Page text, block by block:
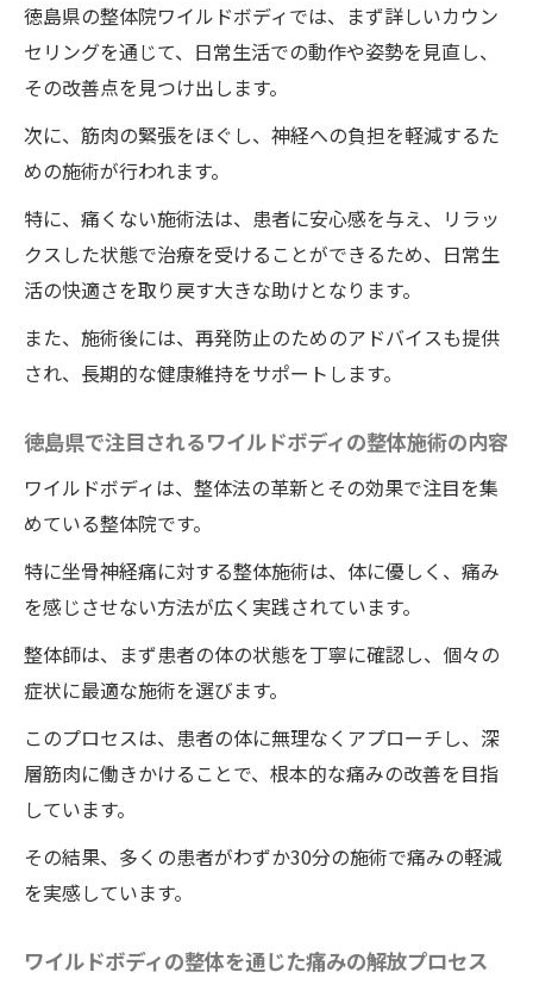
徳島県の整体院ワイルドボディでは、まず詳しいカウン
セリングを通じて、日常生活での動作や姿勢を見直し、
その改善点を見つけ出します。
次に、筋肉の緊張をほぐし、神経への負担を軽減するた
めの施術が行われます。
特に、痛くない施術法は、患者に安心感を与え、リラッ
クスした状態で治療を受けることができるため、日常生
活の快適さを取り戻す大きな助けとなります。
また、施術後には、再発防止のためのアドバイスも提供
され、長期的な健康維持をサポートします。
徳島県で注目されるワイルドボディの整体施術の内容
ワイルドボディは、整体法の革新とその効果で注目を集
めている整体院です。
特に坐骨神経痛に対する整体施術は、体に優しく、痛み
を感じさせない方法が広く実践されています。
整体師は、まず患者の体の状態を丁寧に確認し、個々の
症状に最適な施術を選びます。
このプロセスは、患者の体に無理なくアプローチし、深
層筋肉に働きかけることで、根本的な痛みの改善を目指
しています。
その結果、多くの患者がわずか30分の施術で痛みの軽減
を実感しています。
ワイルドボディの整体を通じた痛みの解放プロセス